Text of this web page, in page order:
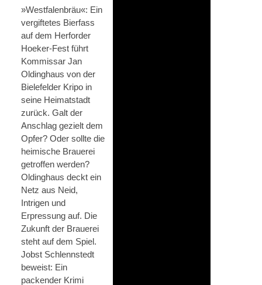
»Westfalenbräu«: Ein
vergiftetes Bierfass
auf dem Herforder
Hoeker-Fest führt
Kommissar Jan
Oldinghaus von der
Bielefelder Kripo in
seine Heimatstadt
zurück. Galt der
Anschlag gezielt dem
Opfer? Oder sollte die
heimische Brauerei
getroffen werden?
Oldinghaus deckt ein
Netz aus Neid,
Intrigen und
Erpressung auf. Die
Zukunft der Brauerei
steht auf dem Spiel.
Jobst Schlennstedt
beweist: Ein
packender Krimi